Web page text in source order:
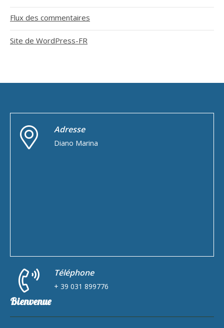
Flux des commentaires
Site de WordPress-FR
Adresse
Diano Marina
Téléphone
+ 39 031 899776
Bienvenue